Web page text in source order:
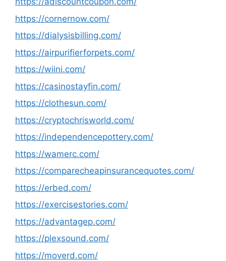
https://cornernow.com/
https://dialysisbilling.com/
https://airpurifierforpets.com/
https://wiini.com/
https://casinostayfin.com/
https://clothesun.com/
https://cryptochrisworld.com/
https://independencepottery.com/
https://wamerc.com/
https://comparecheapinsurancequotes.com/
https://erbed.com/
https://exercisestories.com/
https://advantagep.com/
https://plexsound.com/
https://moverd.com/